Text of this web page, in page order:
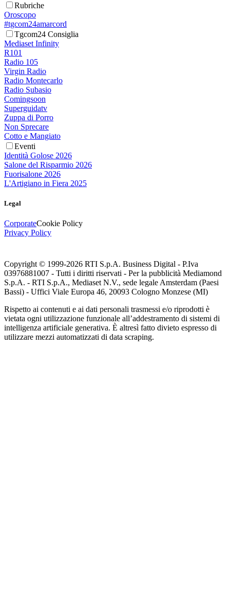
Rubriche
Oroscopo
#tgcom24amarcord
Tgcom24 Consiglia
Mediaset Infinity
R101
Radio 105
Virgin Radio
Radio Montecarlo
Radio Subasio
Comingsoon
Superguidatv
Zuppa di Porro
Non Sprecare
Cotto e Mangiato
Eventi
Identità Golose 2026
Salone del Risparmio 2026
Fuorisalone 2026
L'Artigiano in Fiera 2025
Legal
CorporateCookie Policy
Privacy Policy
Copyright © 1999-2026 RTI S.p.A. Business Digital - P.Iva
03976881007 - Tutti i diritti riservati - Per la pubblicità Mediamond
S.p.A. - RTI S.p.A., Mediaset N.V., sede legale Amsterdam (Paesi
Bassi) - Uffici Viale Europa 46, 20093 Cologno Monzese (MI)
Rispetto ai contenuti e ai dati personali trasmessi e/o riprodotti è
vietata ogni utilizzazione funzionale all’addestramento di sistemi di
intelligenza artificiale generativa. È altresì fatto divieto espresso di
utilizzare mezzi automatizzati di data scraping.